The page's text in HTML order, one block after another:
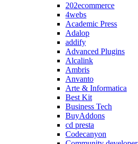
202ecommerce
4webs
Academic Press
Adalop
addify
Advanced Plugins
Alcalink
Ambris
Anvanto
Arte & Informatica
Best Kit
Business Tech
BuyAddons
cd presta
Codecanyon